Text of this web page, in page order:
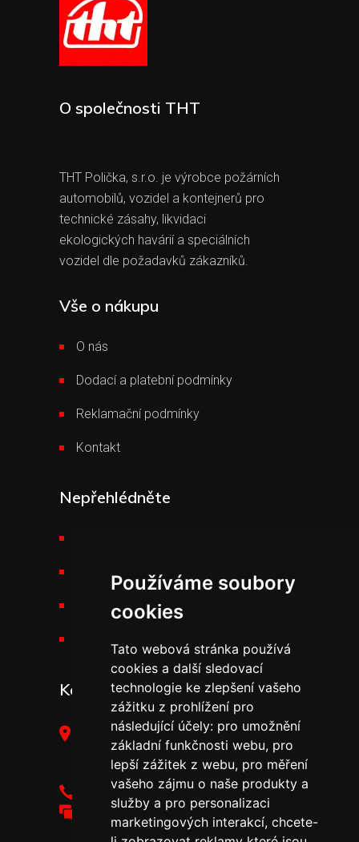
Používáme soubory
cookies
Tato webová stránka používá
cookies a další sledovací
technologie ke zlepšení vašeho
zážitku z prohlížení pro
následující účely: pro umožnění
základní funkčnosti webu, pro
lepší zážitek z webu, pro měření
vašeho zájmu o naše produkty a
služby a pro personalizaci
marketingových interakcí, chcete-
O společnosti THT
THT Polička, s.r.o. je výrobce požárních
automobilů, vozidel a kontejnerů pro
technické zásahy, likvidaci
ekologických havárií a speciálních
vozidel dle požadavků zákazníků.
Vše o nákupu
O nás
Dodací a platební podmínky
Reklamační podmínky
Kontakt
Nepřehlédněte
Výšková technika
Kariéra v THT
Kontakt
THT Polička, s.r.o.,
Starohradská 316,
572 01 Polička
+420 461 755 111
tht@tht.cz